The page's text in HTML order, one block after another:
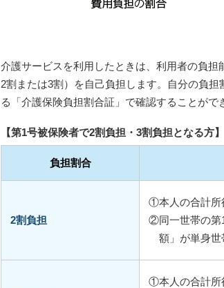
介護サービスを利用したときは、利用者の負
2割または3割）を自己負担します。自分の負
る「介護保険負担割合証」で確認することがで
【第1号被保険者で2割負担・3割負担となる方】
負担割合
2割負担
①本人の合計所
②同一世帯の第
額」が単身世
①本人の合計所